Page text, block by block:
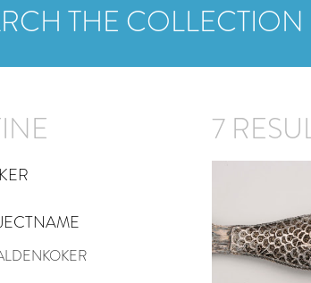
THE COLLECTION
7